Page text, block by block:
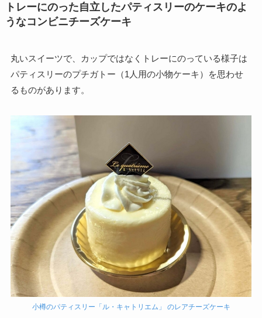
トレーにのった自立したパティスリーのケーキのよ
うなコンビニチーズケーキ
丸いスイーツで、カップではなくトレーにのっている様子は
パティスリーのプチガトー（1人用の小物ケーキ）を思わせ
るものがあります。
小樽のパティスリー「ル・キャトリエム」 のレアチーズケーキ